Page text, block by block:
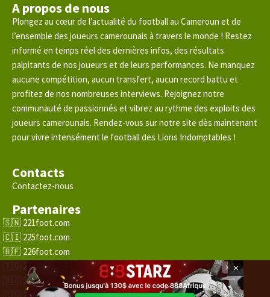
A propos de nous
Plongez au cœur de l’actualité du football au Cameroun et de
l’ensemble des joueurs camerounais à travers le monde ! Restez
informé en temps réel des dernières infos, des résultats
palpitants de nos joueurs et de leurs performances. Ne manquez
aucune compétition, aucun transfert, aucun record battu et
profitez de nos nombreuses interviews. Rejoignez notre
communauté de passionnés et vibrez au rythme des exploits des
joueurs camerounais. Rendez-vous sur notre site dès maintenant
pour vivre intensément le football des Lions Indomptables !
Contacts
Contactez-nous
Partenaires
221foot.com
225foot.com
226foot.com
228foot.com
229foot.com
×